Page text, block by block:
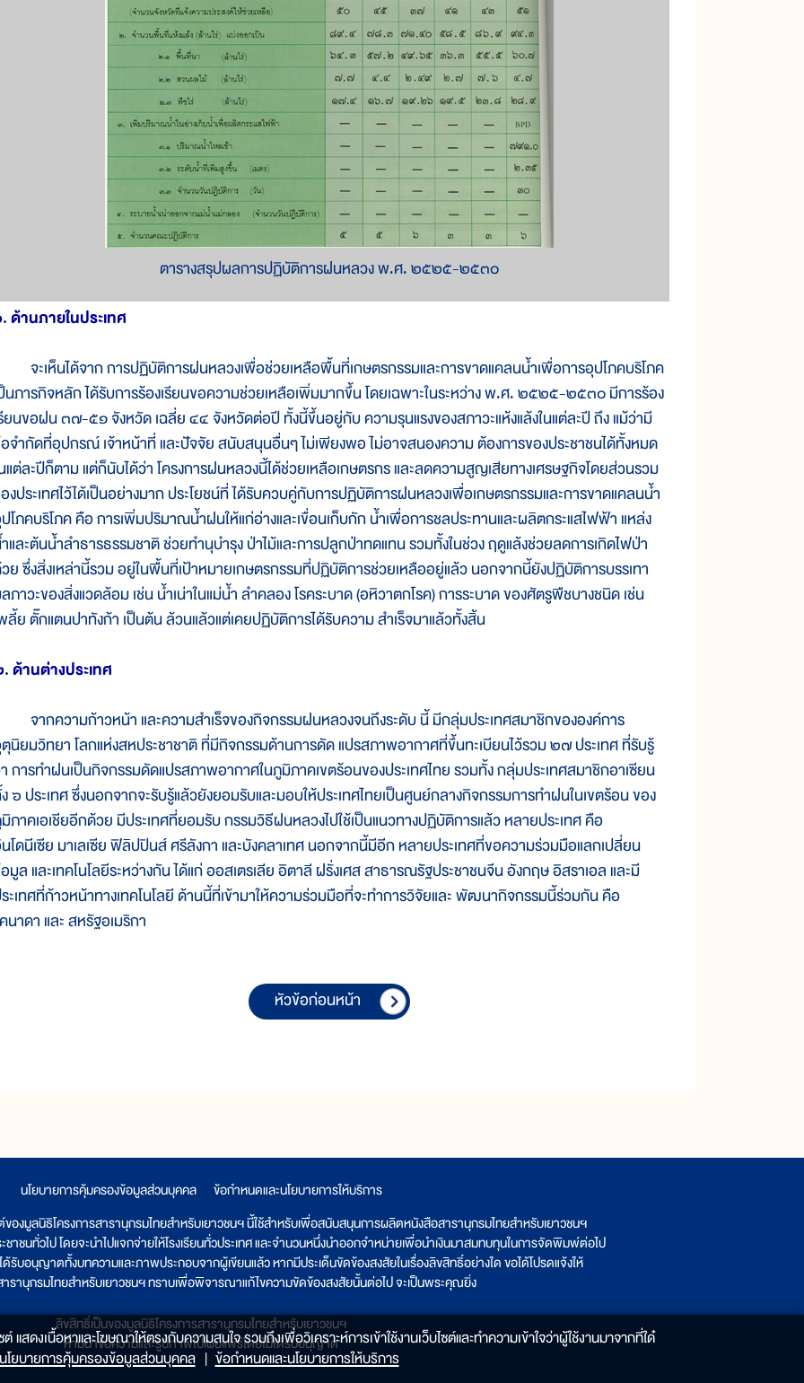
ตารางสรุปผลการปฏิบัติการฝนหลวง พ.ศ. ๒๕๒๕-๒๕๓๐
ด้านภายในประเทศ
จะเห็นได้จาก การปฏิบัติการฝนหลวงเพื่อช่วยเหลือพื้นที่เกษตรกรรมและการขาดแคลนน้ำเพื่อการอุปโภคบริโภค
นภารกิจหลัก ได้รับการร้องเรียนขอความช่วยเหลือเพิ่มมากขึ้น โดยเฉพาะในระหว่าง พ.ศ. ๒๕๒๕-๒๕๓๐ มีการร้อง
ยนขอฝน ๓๗-๕๑ จังหวัด เฉลี่ย ๔๔ จังหวัดต่อปี ทั้งนี้ขึ้นอยู่กับ ความรุนแรงของสภาวะแห้งแล้งในแต่ละปี ถึง แม้ว่ามี
จำกัดที่อุปกรณ์ เจ้าหน้าที่ และปัจจัย สนับสนุนอื่นๆ ไม่เพียงพอ ไม่อาจสนองความ ต้องการของประชาชนได้ทั้งหมด
แต่ละปีก็ตาม แต่ก็นับได้ว่า โครงการฝนหลวงนี้ได้ช่วยเหลือเกษตรกร และลดความสูญเสียทางเศรษฐกิจโดยส่วนรวม
งประเทศไว้ได้เป็นอย่างมาก ประโยชน์ที่ ได้รับควบคู่กับการปฏิบัติการฝนหลวงเพื่อเกษตรกรรมและการขาดแคลนน้ำ
โภคบริโภค คือ การเพิ่มปริมาณน้ำฝนให้แก่อ่างและเขื่อนเก็บกัก น้ำเพื่อการชลประทานและผลิตกระแสไฟฟ้า แหล่ง
และต้นน้ำลำธารธรรมชาติ ช่วยทำนุบำรุง ป่าไม้และการปลูกป่าทดแทน รวมทั้งในช่วง ฤดูแล้งช่วยลดการเกิดไฟป่า
ย ซึ่งสิ่งเหล่านี้รวม อยู่ในพื้นที่เป้าหมายเกษตรกรรมที่ปฏิบัติการช่วยเหลืออยู่แล้ว นอกจากนี้ยังปฏิบัติการบรรเทา
ภาวะของสิ่งแวดล้อม เช่น น้ำเน่าในแม่น้ำ ลำคลอง โรคระบาด (อหิวาตกโรค) การระบาด ของศัตรูพืชบางชนิด เช่น
ลี้ย ตั๊กแตนปาทังก้า เป็นต้น ล้วนแล้วแต่เคยปฏิบัติการได้รับความ สำเร็จมาแล้วทั้งสิ้น
ด้านต่างประเทศ
จากความก้าวหน้า และความสำเร็จของกิจกรรมฝนหลวงจนถึงระดับ นี้ มีกลุ่มประเทศสมาชิกขององค์การ
นิยมวิทยา โลกแห่งสหประชาชาติ ที่มีกิจกรรมด้านการดัด แปรสภาพอากาศที่ขึ้นทะเบียนไว้รวม ๒๗ ประเทศ ที่รับรู้
การทำฝนเป็นกิจกรรมดัดแปรสภาพอากาศในภูมิภาคเขตร้อนของประเทศไทย รวมทั้ง กลุ่มประเทศสมาชิกอาเซียน
๖ ประเทศ ซึ่งนอกจากจะรับรู้แล้วยังยอมรับและมอบให้ประเทศไทยเป็นศูนย์กลางกิจกรรมการทำฝนในเขตร้อน ของ
ภาคเอเชียอีกด้วย มีประเทศที่ยอมรับ กรรมวิธีฝนหลวงไปใช้เป็นแนวทางปฏิบัติการแล้ว หลายประเทศ คือ
โดนีเซีย มาเลเซีย ฟิลิปปินส์ ศรีลังกา และบังคลาเทศ นอกจากนี้มีอีก หลายประเทศที่ขอความร่วมมือแลกเปลี่ยน
มูล และเทคโนโลยีระหว่างกัน ได้แก่ ออสเตรเลีย อิตาลี ฝรั่งเศส สาธารณรัฐประชาชนจีน อังกฤษ อิสราเอล และมี
ะเทศที่ก้าวหน้าทางเทคโนโลยี ด้านนี้ที่เข้ามาให้ความร่วมมือที่จะทำการวิจัยและ พัฒนากิจกรรมนี้ร่วมกัน คือ
นาดา และ สหรัฐอเมริกา
หัวข้อก่อนหน้า
นโยบายการคุ้มครองข้อมูลส่วนบุคคล
ข้อกำหนดและนโยบายการให้บริการ
องมูลนิธิโครงการสารานุกรมไทยสำหรับเยาวชนฯ นี้ใช้สำหรับเพื่อสนับสนุนการผลิตหนังสือสารานุกรมไทยสำหรับเยาวชนฯ
ชาชนทั่วไป โดยจะนำไปแจกจ่ายให้โรงเรียนทั่วประเทศ และจำนวนหนึ่งนำออกจำหน่ายเพื่อนำเงินมาสมทบทุนในการจัดพิมพ์ต่อไป
รับอนุญาตทั้งบทความและภาพประกอบจากผู้เขียนแล้ว หากมีประเด็นขัดข้องสงสัยในเรื่องลิขสิทธิ์อย่างใด ขอได้โปรดแจ้งให้
รานุกรมไทยสำหรับเยาวชนฯ ทราบเพื่อพิจารณาแก้ไขความขัดข้องสงสัยนั้นต่อไป จะเป็นพระคุณยิ่ง
ลิขสิทธิ์เป็นของมูลนิธิโครงการสารานุกรมไทยสำหรับเยาวชนฯ
ห้ามนำข้อความและรูปภาพไปเผยแพร่โดยไม่ได้รับอนุญาต
แสดงเนื้อหาและโฆษณาให้ตรงกับความสนใจ รวมถึงเพื่อวิเคราะห์การเข้าใช้งานเว็บไซต์และทำความเข้าใจว่าผู้ใช้งานมาจากที่ใด๋
นโยบายการคุ้มครองข้อมูลส่วนบุคคล | ข้อกำหนดและนโยบายการให้บริการ